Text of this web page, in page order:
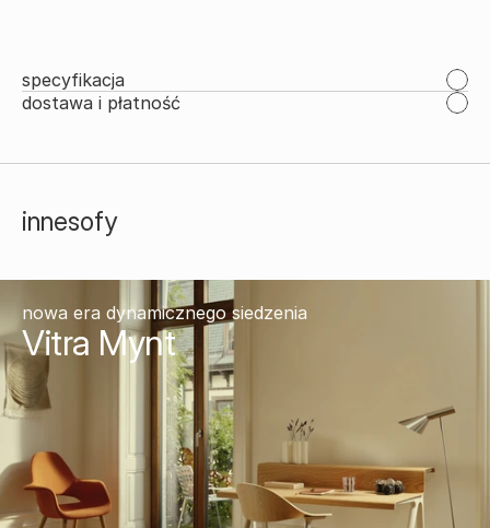
specyfikacja
dostawa i płatność
innesofy
nowa era dynamicznego siedzenia
Vitra Mynt